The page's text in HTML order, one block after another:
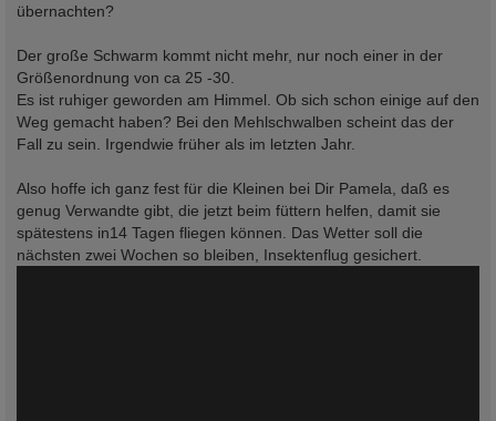
übernachten?
Der große Schwarm kommt nicht mehr, nur noch einer in der
Größenordnung von ca 25 -30.
Es ist ruhiger geworden am Himmel. Ob sich schon einige auf den
Weg gemacht haben? Bei den Mehlschwalben scheint das der
Fall zu sein. Irgendwie früher als im letzten Jahr.
Also hoffe ich ganz fest für die Kleinen bei Dir Pamela, daß es
genug Verwandte gibt, die jetzt beim füttern helfen, damit sie
spätestens in14 Tagen fliegen können. Das Wetter soll die
nächsten zwei Wochen so bleiben, Insektenflug gesichert.